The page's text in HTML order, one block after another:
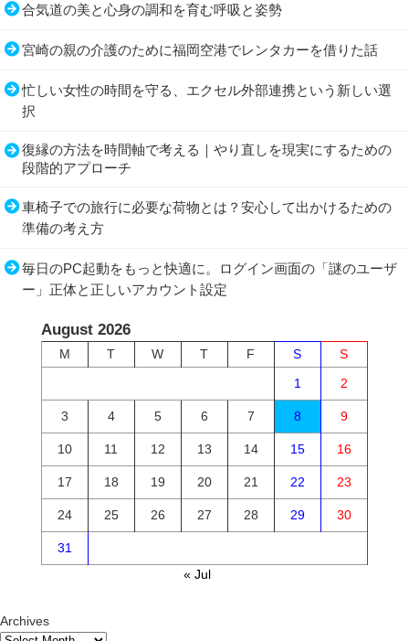
合気道の美と心身の調和を育む呼吸と姿勢
宮崎の親の介護のために福岡空港でレンタカーを借りた話
忙しい女性の時間を守る、エクセル外部連携という新しい選
択
復縁の方法を時間軸で考える｜やり直しを現実にするための
段階的アプローチ
車椅子での旅行に必要な荷物とは？安心して出かけるための
準備の考え方
毎日のPC起動をもっと快適に。ログイン画面の「謎のユーザ
ー」正体と正しいアカウント設定
August 2026
M T W T F S
S
1
2
3 4 5 6 7 8 9
10 11 12 13 14 15 16
17 18 19 20 21 22 23
24 25 26 27 28 29 30
31
« Jul
Archives